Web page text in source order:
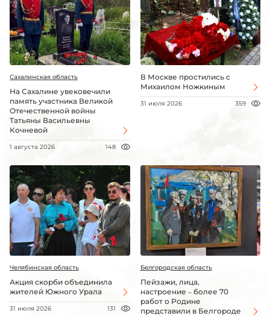
Сахалинская область
На Сахалине увековечили
память участника Великой
Отечественной войны
Татьяны Васильевны
Кочневой
1 августа 2026 148
В Москве простились с
Михаилом Ножкиным
31 июля 2026 359
Челябинская область
Акция скорби объединила
жителей Южного Урала
31 июля 2026 131
Белгородская область
Пейзажи, лица,
настроение – более 70
работ о Родине
представили в Белгороде